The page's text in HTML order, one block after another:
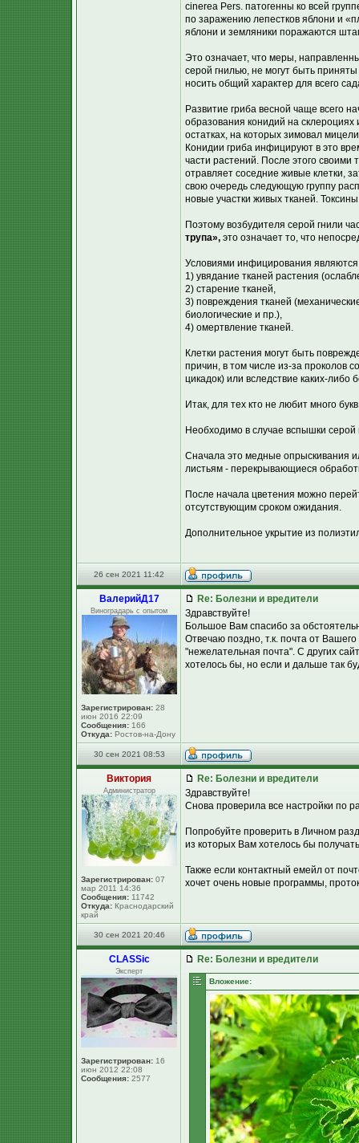
cinerea Pers. патогенны ко всей
по заражению лепестков яблони и
яблони и земляники поражаются
Это означает, что меры,
серой гнилью, не могут быть
носить общий характер для всего
Развитие гриба весной чаще всего
образования конидий на
остатках, на которых зимовал
Конидии гриба инфицируют в это
части растений. После этого своими
отравляет соседние живые клетки,
свою очередь следующую группу
новые участки живых тканей.
Поэтому возбудителя серой гнили
трупа», это означает то, что
Условиями инфицирования
1) увядание тканей растения
2) старение тканей,
3) повреждения тканей
биологические и пр.),
4) омертвление тканей.
Клетки растения могут быть
причин, в том числе из-за проколов
цикадок) или вследствие каких-либо
Итак, для тех кто не любит много
Необходимо в случае вспышки серой
Сначала это медные опрыскивания
листьям - перекрывающиеся
После начала цветения можно
отсутствующим сроком ожидания.
Дополнительное укрытие из
26 сен 2021 11:42
ВалерийД17
Виноградарь с опытом
Зарегистрирован: 28
июн 2016 22:09
Сообщения: 166
Откуда: Ростов-на-Дону
Re: Болезни и вредители
Здравствуйте!
Большое Вам спасибо за
Отвечаю поздно, т.к. почта от
"нежелательная почта". С других
хотелось бы, но если и дальше так
30 сен 2021 08:53
Виктория
Администратор
Зарегистрирован: 07
мар 2011 14:36
Сообщения: 11742
Откуда: Краснодарский
край
Re: Болезни и вредители
Здравствуйте!
Снова проверила все настройки по
Попробуйте проверить в Личном
из которых Вам хотелось бы
Также если контактный емейл от
хочет очень новые программы,
30 сен 2021 20:46
CLASSic
Эксперт
Зарегистрирован: 16
июн 2012 22:08
Сообщения: 2577
Re: Болезни и вредители
Вложение: